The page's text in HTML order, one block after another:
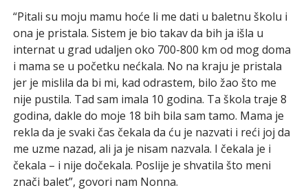
“Pitali su moju mamu hoće li me dati u baletnu školu i
ona je pristala. Sistem je bio takav da bih ja išla u
internat u grad udaljen oko 700-800 km od mog doma
i mama se u početku nećkala. No na kraju je pristala
jer je mislila da bi mi, kad odrastem, bilo žao što me
nije pustila. Tad sam imala 10 godina. Ta škola traje 8
godina, dakle do moje 18 bih bila sam tamo. Mama je
rekla da je svaki čas čekala da ću je nazvati i reći joj da
me uzme nazad, ali ja je nisam nazvala. I čekala je i
čekala – i nije dočekala. Poslije je shvatila što meni
znači balet”, govori nam Nonna.